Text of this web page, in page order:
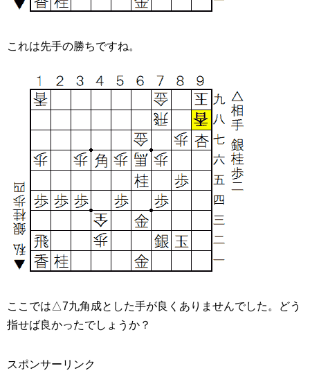
これは先手の勝ちですね。
ここでは△7九角成とした手が良くありませんでした。どう
指せば良かったでしょうか？
スポンサーリンク